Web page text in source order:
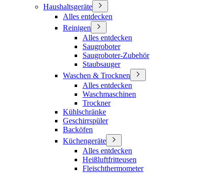
Haushaltsgeräte
Alles entdecken
Reinigen
Alles entdecken
Saugroboter
Saugroboter-Zubehör
Staubsauger
Waschen & Trocknen
Alles entdecken
Waschmaschinen
Trockner
Kühlschränke
Geschirrspüler
Backöfen
Küchengeräte
Alles entdecken
Heißluftfritteusen
Fleischthermometer